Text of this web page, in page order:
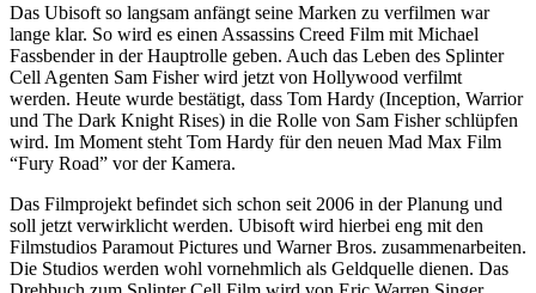
Das Ubisoft so langsam anfängt seine Marken zu verfilmen war
lange klar. So wird es einen Assassins Creed Film mit Michael
Fassbender in der Hauptrolle geben. Auch das Leben des Splinter
Cell Agenten Sam Fisher wird jetzt von Hollywood verfilmt
werden. Heute wurde bestätigt, dass Tom Hardy (Inception, Warrior
und The Dark Knight Rises) in die Rolle von Sam Fisher schlüpfen
wird. Im Moment steht Tom Hardy für den neuen Mad Max Film
“Fury Road” vor der Kamera.
Das Filmprojekt befindet sich schon seit 2006 in der Planung und
soll jetzt verwirklicht werden. Ubisoft wird hierbei eng mit den
Filmstudios Paramout Pictures und Warner Bros. zusammenarbeiten.
Die Studios werden wohl vornehmlich als Geldquelle dienen. Das